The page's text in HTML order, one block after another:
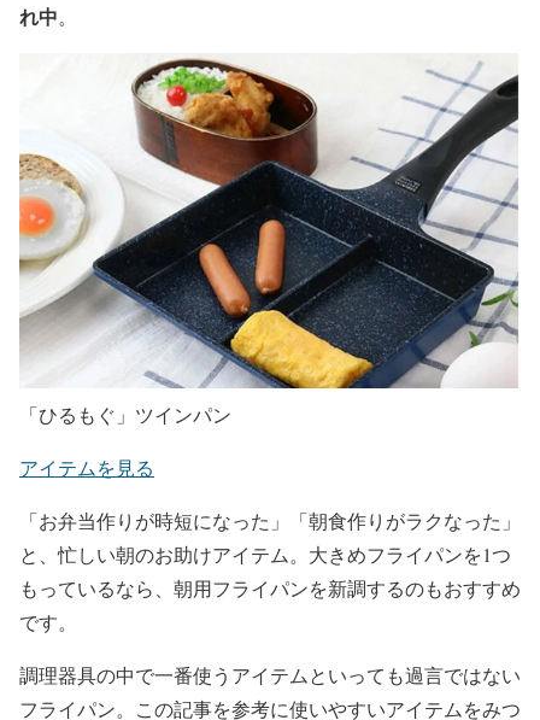
れ中。
「ひるもぐ」ツインパン
アイテムを見る
「お弁当作りが時短になった」「朝食作りがラクなった」
と、忙しい朝のお助けアイテム。大きめフライパンを1つ
もっているなら、朝用フライパンを新調するのもおすすめ
です。
調理器具の中で一番使うアイテムといっても過言ではない
フライパン。この記事を参考に使いやすいアイテムをみつ